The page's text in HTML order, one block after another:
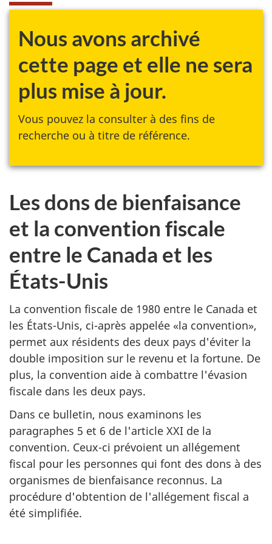
Nous avons archivé
cette page et elle ne sera
plus mise à jour.
Vous pouvez la consulter à des fins de
recherche ou à titre de référence.
Les dons de bienfaisance
et la convention fiscale
entre le Canada et les
États-Unis
La convention fiscale de 1980 entre le Canada et
les États-Unis, ci-après appelée «la convention»,
permet aux résidents des deux pays d'éviter la
double imposition sur le revenu et la fortune. De
plus, la convention aide à combattre l'évasion
fiscale dans les deux pays.
Dans ce bulletin, nous examinons les
paragraphes 5 et 6 de l'article XXI de la
convention. Ceux-ci prévoient un allégement
fiscal pour les personnes qui font des dons à des
organismes de bienfaisance reconnus. La
procédure d'obtention de l'allégement fiscal a
été simplifiée.